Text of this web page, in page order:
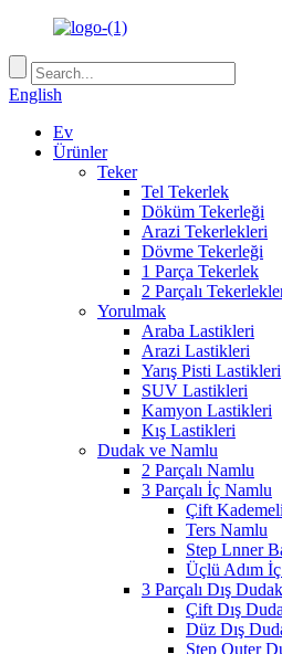
English
Ev
Ürünler
Teker
Tel Tekerlek
Döküm Tekerleği
Arazi Tekerlekleri
Dövme Tekerleği
1 Parça Tekerlek
2 Parçalı
Yorulmak
Araba Lastikleri
Arazi Lastikleri
Yarış Pisti Lastikleri
SUV Lastikleri
Kamyon Lastikleri
Kış Lastikleri
Dudak ve Namlu
2 Parçalı Namlu
3 Parçalı İç Namlu
Çift
Ters Namlu
Step Lnner
Üçlü Adım
3 Parçalı Dış Dudak
Çift Dış
Düz Dış
Step Outer